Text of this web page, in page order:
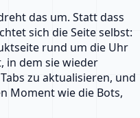
das um. Statt dass
sich die Seite selbst:
rund um die Uhr
in dem sie wieder
zu aktualisieren, und
Moment wie die Bots,